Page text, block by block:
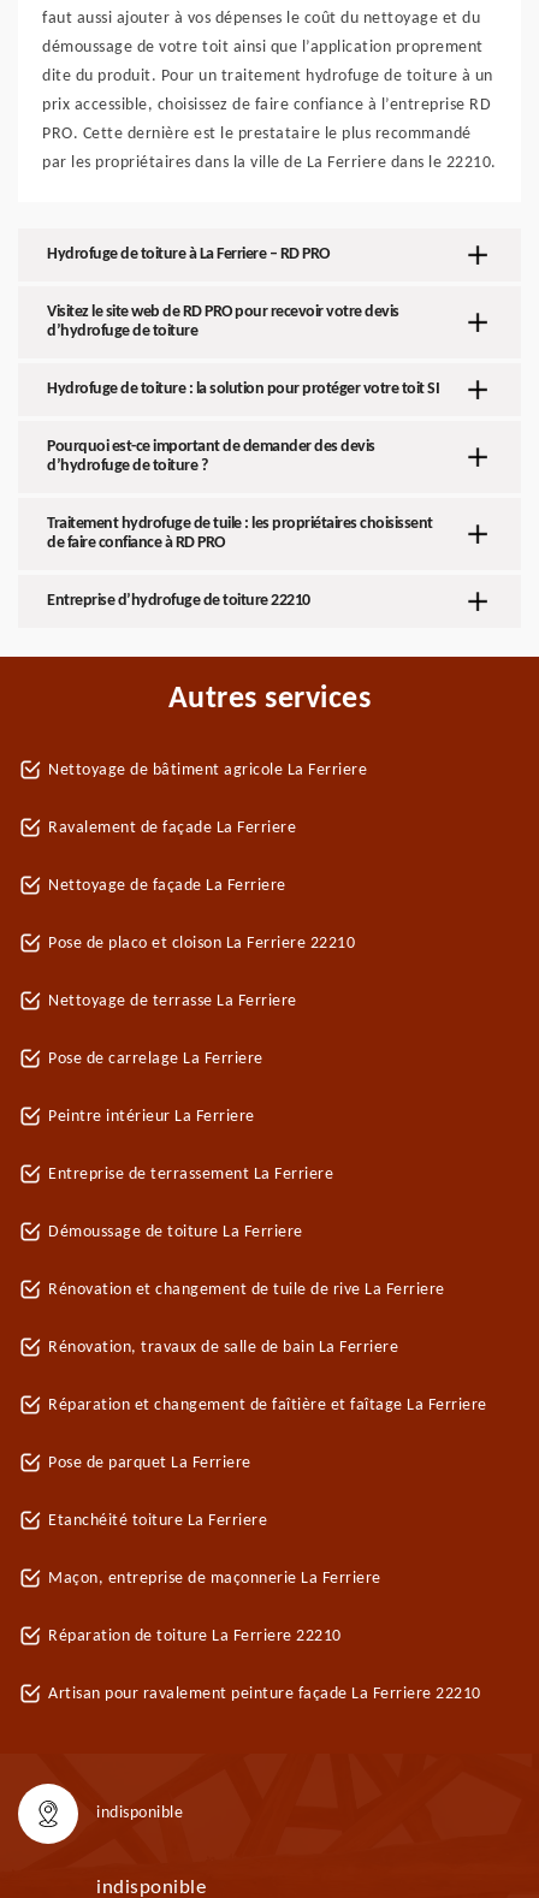
faut aussi ajouter à vos dépenses le coût du nettoyage et du
démoussage de votre toit ainsi que l’application proprement
dite du produit. Pour un traitement hydrofuge de toiture à un
prix accessible, choisissez de faire confiance à l’entreprise RD
PRO. Cette dernière est le prestataire le plus recommandé
par les propriétaires dans la ville de La Ferriere dans le 22210.
Hydrofuge de toiture à La Ferriere – RD PRO
Visitez le site web de RD PRO pour recevoir votre devis
d’hydrofuge de toiture
Hydrofuge de toiture : la solution pour protéger votre toit SI
Pourquoi est-ce important de demander des devis
d’hydrofuge de toiture ?
Traitement hydrofuge de tuile : les propriétaires choisissent
de faire confiance à RD PRO
Entreprise d’hydrofuge de toiture 22210
Autres services
Nettoyage de bâtiment agricole La Ferriere
Ravalement de façade La Ferriere
Nettoyage de façade La Ferriere
Pose de placo et cloison La Ferriere 22210
Nettoyage de terrasse La Ferriere
Pose de carrelage La Ferriere
Peintre intérieur La Ferriere
Entreprise de terrassement La Ferriere
Démoussage de toiture La Ferriere
Rénovation et changement de tuile de rive La Ferriere
Rénovation, travaux de salle de bain La Ferriere
Réparation et changement de faîtière et faîtage La Ferriere
Pose de parquet La Ferriere
Etanchéité toiture La Ferriere
Maçon, entreprise de maçonnerie La Ferriere
Réparation de toiture La Ferriere 22210
Artisan pour ravalement peinture façade La Ferriere 22210
indisponible
indisponible